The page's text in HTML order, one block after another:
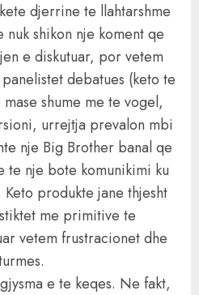
djerrine te llahtarshme
shikon nje koment qe
e diskutuar, por vetem
debatues (keto te
shume me te vogel,
urrejtja prevalon mbi
nje Big Brother banal qe
te nje bote komunikimi ku
Keto produkte jane thjesht
me primitive te
vetem frustracionet dhe
e te keqes. Ne fakt,